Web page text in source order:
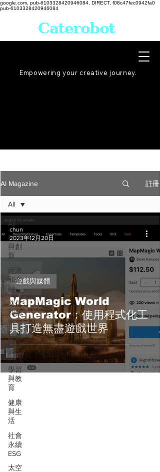
google.com, pub-6103328420946084, DIRECT, f08c47fec0942fa0
pub-6103328420946084
Empowering your creative journey.
Caterobot
AI Magazine 註冊
All
科技
與創
新
經濟
和金
融
文化
和藝
術
遊戲
與媒
體
學習
與教
育
健康
與生
活
社會
永續
ESG
太空
All
MapMagic World
Generator：使用程式化工
具打造無盡遊戲世界
遊戲與媒體
chun
2023年12月20日